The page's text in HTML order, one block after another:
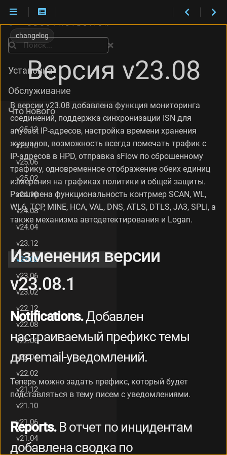
з
м
е
е
и
я
в
е
р
с
и
v
2
3
.
8
И
е
н
я
е
с
и
и
3
0
changelog
Версия v23.08
В версии v23.08 добавлена функция мониторинга
соединений, поддержка синхронизации ISN для
anycast IP-адресов, настройка времени хранения
журналов, возможность всегда помечать трафик с
IP-адресов в HPD, отправка sFlow по сброшенному
трафику, одновременное отображение обеих единиц
измерения на графиках политики и общей защиты.
Расширена функциональность контрмер SCAN, WL,
WL6, TCP, MINE, HCA, VAL, DNS, ATLS, DTLS, JA3, SPLI, а
также механизма автодетектирования и Logan.
Изменения версии
v23.08.1
Notifications.Добавлен
настраиваемый префикс темы
для email-уведомлений.
Теперь можно задать префикс, который будет
подставляться в тему писем с уведомлениями.
Reports.В отчет по инцидентам
добавлена сводка по
Поиск
Установка
Обслуживание
Что нового
v25.12
v25.10
v25.06
v25.02
v24.10
v24.08
v24.04
v23.12
v23.08
v23.06
v23.02
v22.12
v22.08
v22.06
v22.04
v22.02
v21.12
v21.10
v21.06
v21.04